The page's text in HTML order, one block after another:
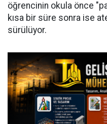
öğrencinin okula önce
kısa bir süre sonra ise
sürülüyor.